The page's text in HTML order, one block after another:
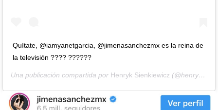
Quítate, @iamyanetgarcia, @jimenasanchezmx es la reina de
la televisión ???? ??????
Una publicación compartida por Henryk Sienkiewicz (@henryk3) el